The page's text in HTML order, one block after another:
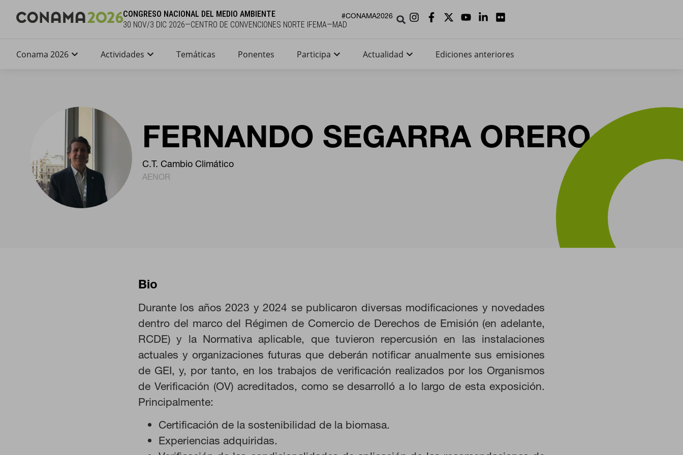
CONGRESO NACIONAL DEL MEDIO AMBIENTE
30 NOV/3 DIC 2026—CENTRO DE CONVENCIONES NORTE IFEMA—MAD
#CONAMA2026
Conama 2026 Actividades Temáticas Ponentes Participa Actualidad Ediciones anteriores
FERNANDO SEGARRA ORERO
C.T. Cambio Climático
AENOR
Bio
Durante los años 2023 y 2024 se publicaron diversas modificaciones y novedades
dentro del marco del Régimen de Comercio de Derechos de Emisión (en adelante,
RCDE) y la Normativa aplicable, que tuvieron repercusión en las instalaciones
actuales y organizaciones futuras que deberán notificar anualmente sus emisiones
de GEI, y, por tanto, en los trabajos de verificación realizados por los Organismos
de Verificación (OV) acreditados, como se desarrolló a lo largo de esta exposición.
Principalmente:
Certificación de la sostenibilidad de la biomasa.
Experiencias adquiridas.
CONFIGURACIÓN DE COOKIES RECHAZAR TODO HABILITAR TODO
Estas cookies son necesarias para que el sitio web funcione y no se pueden desactivar en nuestros sistemas. Puede configurar su